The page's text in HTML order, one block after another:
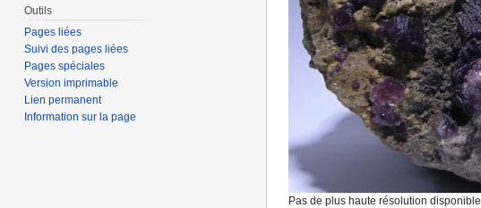
Pas de plus haute résolution disponible.
Outils
Pages liées
Suivi des pages liées
Pages spéciales
Version imprimable
Lien permanent
Information sur la page